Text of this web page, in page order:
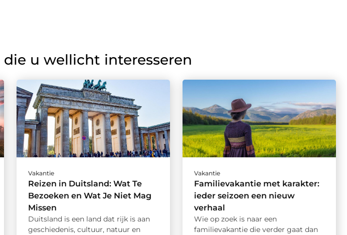
die u wellicht interesseren
Vakantie
Reizen in Duitsland: Wat Te
Bezoeken en Wat Je Niet Mag
Missen
Duitsland is een land dat rijk is aan
geschiedenis, cultuur, natuur en
Vakantie
Familievakantie met karakter:
ieder seizoen een nieuw
verhaal
Wie op zoek is naar een
familievakantie die verder gaat dan